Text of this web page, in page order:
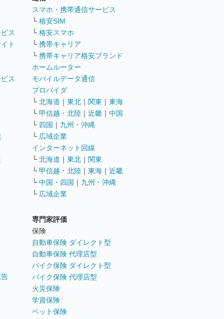
ス
ト
ス
スマホ・携帯通信サービス
└ 格安SIM
└ 格安スマホ
└ 携帯キャリア
└ 携帯キャリア格安ブランド
ホームルーター
モバイルデータ通信
プロバイダ
└ 北海道 ｜ 東北 ｜ 関東 ｜ 東海
└ 甲信越・北陸 ｜ 近畿 ｜ 中国
└ 四国 ｜ 九州・沖縄
└ 広域企業
インターネット回線
└ 北海道 ｜ 東北 ｜ 関東
└ 甲信越・北陸 ｜ 東海 ｜ 近畿
└ 中国・四国 ｜ 九州・沖縄
└ 広域企業
専門家評価
保険
自動車保険 ダイレクト型
自動車保険 代理店型
バイク保険 ダイレクト型
バイク保険 代理店型
火災保険
学資保険
ペット保険